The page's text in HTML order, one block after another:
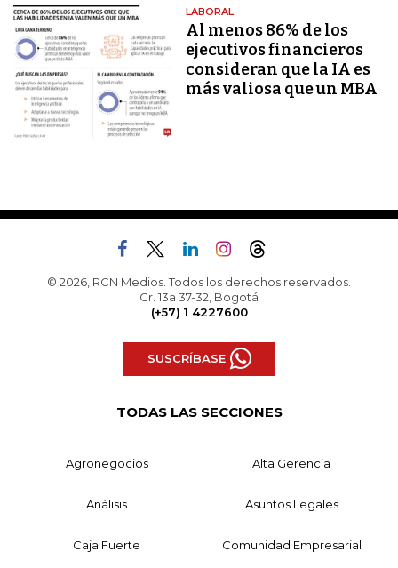
LABORAL
Al menos 86% de los
ejecutivos financieros
consideran que la IA es
más valiosa que un MBA
© 2026, RCN Medios. Todos los derechos reservados.
Cr. 13a 37-32, Bogotá
(+57) 1 4227600
SUSCRÍBASE
TODAS LAS SECCIONES
Agronegocios Alta Gerencia
Análisis Asuntos Legales
Caja Fuerte Comunidad Empresarial